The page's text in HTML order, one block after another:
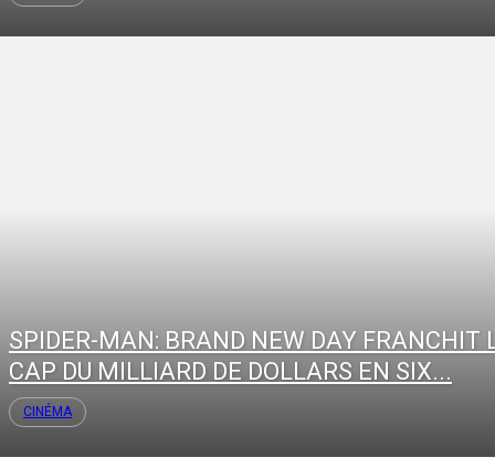
SPIDER-MAN: BRAND NEW DAY FRANCHIT
CAP DU MILLIARD DE DOLLARS EN SIX...
CINÉMA